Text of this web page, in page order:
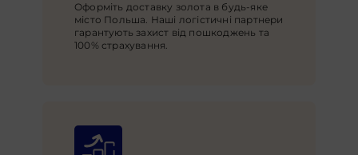
Оформіть доставку золота в будь-яке
місто Польша. Наші логістичні партнери
гарантують захист від пошкоджень та
100% страхування.